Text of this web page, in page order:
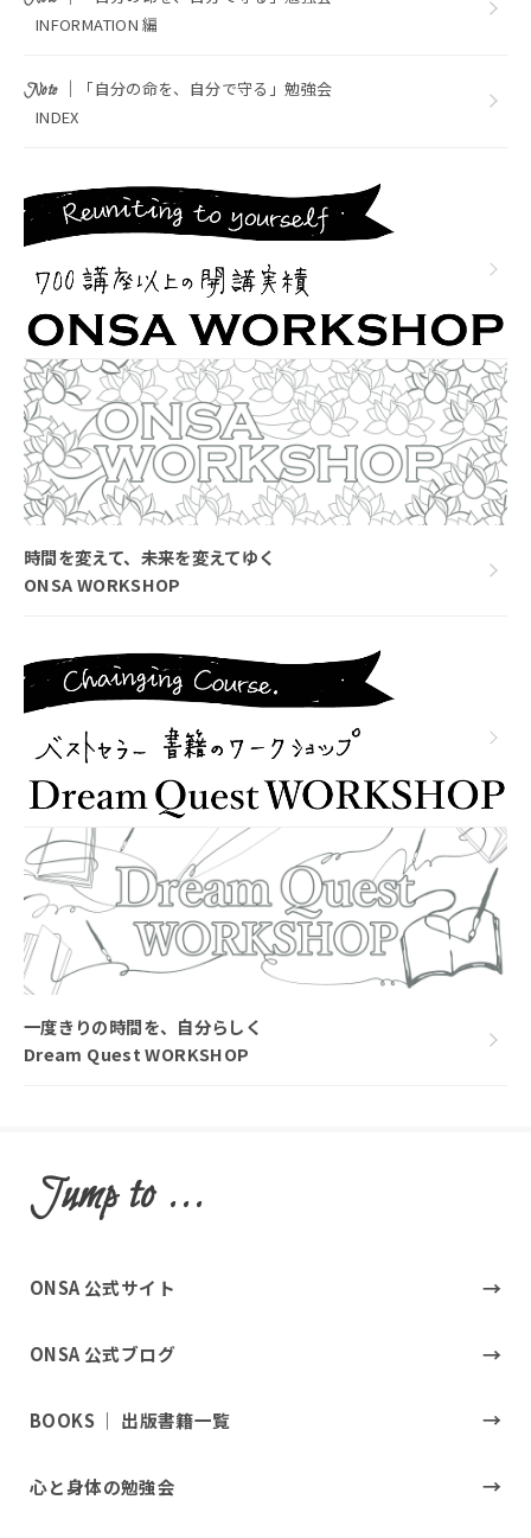
INFORMATION 編
Note｜
「自分の命を、自分で守る」勉強会
INDEX
時間を変えて、未来を変えてゆく
ONSA WORKSHOP
一度きりの時間を、自分らしく
Dream Quest WORKSHOP
Jump to ...
ONSA 公式サイト
ONSA 公式ブログ
BOOKS ｜ 出版書籍一覧
心と身体の勉強会